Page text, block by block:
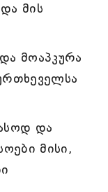
მის
მოაპკურა
და
მისი,